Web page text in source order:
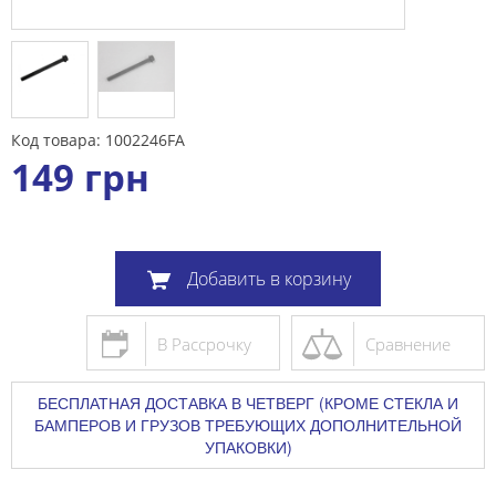
Код товара: 1002246FA
149 грн
Добавить в корзину
Сравнение
В Рассрочку
БЕСПЛАТНАЯ ДОСТАВКА В ЧЕТВЕРГ (КРОМЕ СТЕКЛА И
БАМПЕРОВ И ГРУЗОВ ТРЕБУЮЩИХ ДОПОЛНИТЕЛЬНОЙ
УПАКОВКИ)